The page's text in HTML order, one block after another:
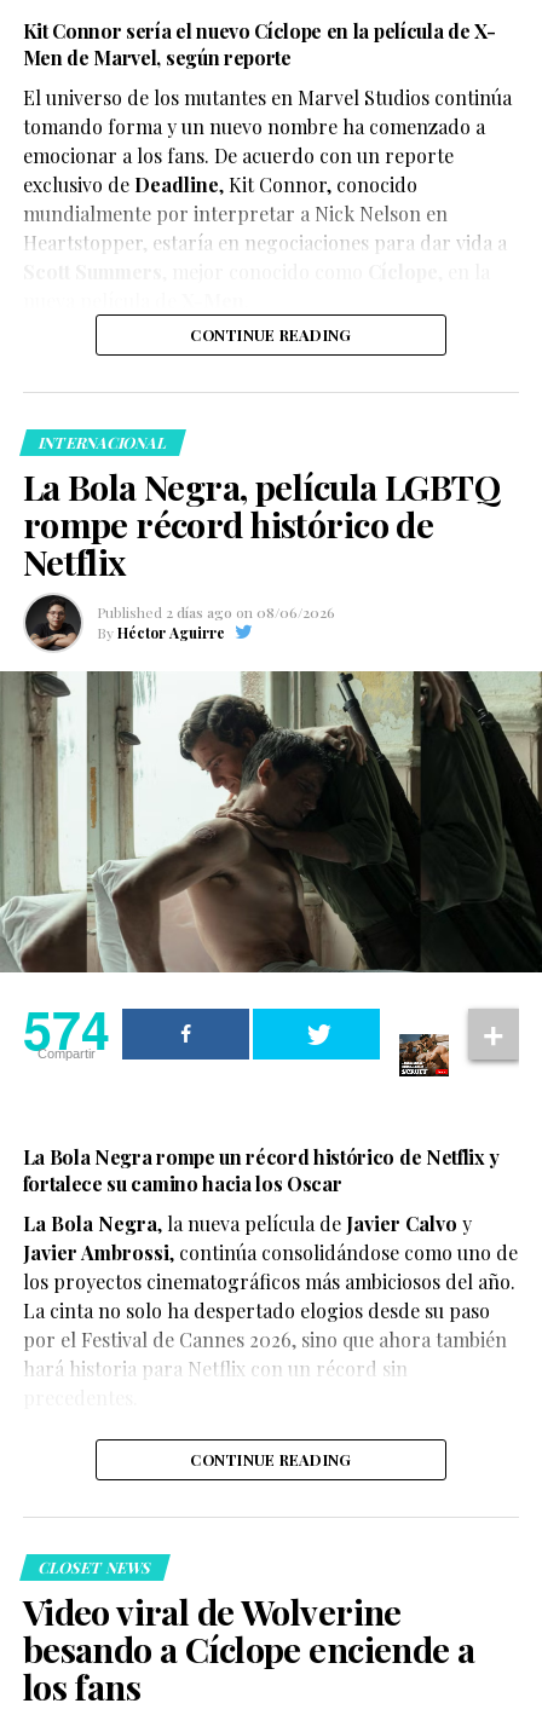
Kit Connor sería el nuevo Cíclope en la película de X-
Men de Marvel, según reporte
El universo de los mutantes en Marvel Studios continúa
tomando forma y un nuevo nombre ha comenzado a
emocionar a los fans. De acuerdo con un reporte
exclusivo de Deadline,Kit Connor, conocido
mundialmente por interpretar a Nick Nelson en
Heartstopper, estaría en negociaciones para dar vida a
Según el medio estadounidense, Marvel Studios realizó
para interpretar al líder de los mutantes en el esperado
reinicio de la franquicia.
Hasta el momento, Marvel Studios no ha confirmado
oficialmente el casting, por lo que la información
CONTINUE READING
INTERNACIONAL
La Bola Negra, película LGBTQ
rompe récord histórico de
Netflix
Published 2 días ago on 08/06/2026
By Héctor Aguirre
574
Compartir
La Bola Negra rompe un récord histórico de Netflix y
fortalece su camino hacia los Oscar
La Bola Negra, la nueva película de Javier Calvo y
Javier Ambrossi, continúa consolidándose como uno de
los proyectos cinematográficos más ambiciosos del año.
La cinta no solo ha despertado elogios desde su paso
por el Festival de Cannes 2026, sino que ahora también
hará historia para Netflix con un récord sin
CONTINUE READING
CLOSET NEWS
Video viral de Wolverine
besando a Cíclope enciende a
los fans